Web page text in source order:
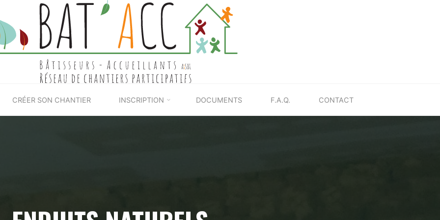
BAT'ACC
CRÉER SON CHANTIER INSCRIPTION DOCUMENTS F.A.Q. CONTACT